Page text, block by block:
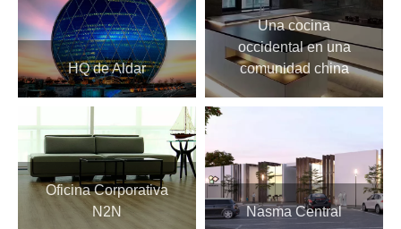
HQ de Aldar
Una cocina
occidental en una
comunidad china
Oficina Corporativa
N2N
Nasma Central